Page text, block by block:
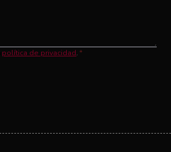
política de privacidad. *